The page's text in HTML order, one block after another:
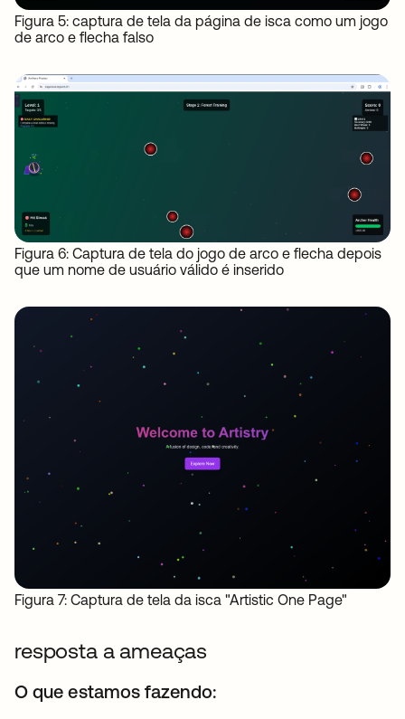
Figura 5: captura de tela da página de isca como um jogo
de arco e flecha falso
Figura 6: Captura de tela do jogo de arco e flecha depois
que um nome de usuário válido é inserido
Figura 7: Captura de tela da isca "Artistic One Page"
resposta a ameaças
O que estamos fazendo: